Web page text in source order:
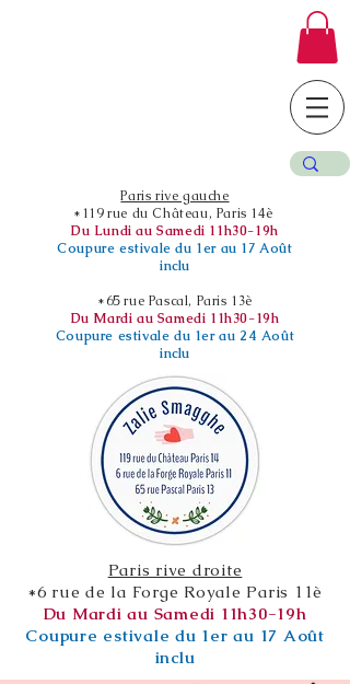
Paris rive gauche
*119 rue du Château, Paris 14è
Du Lundi au Samedi 11h30-19h
Coupure estivale du 1er au 17 Août
inclu
*65 rue Pascal, Paris 13è
Du Mardi au Samedi 11h30-19h
Coupure estivale du 1er au 24 Août
inclu
Paris rive droite
*6 rue de la Forge Royale Paris 11è
Du Mardi au Samedi 11h30-19h
Coupure estivale du 1er au 17 Août
inclu